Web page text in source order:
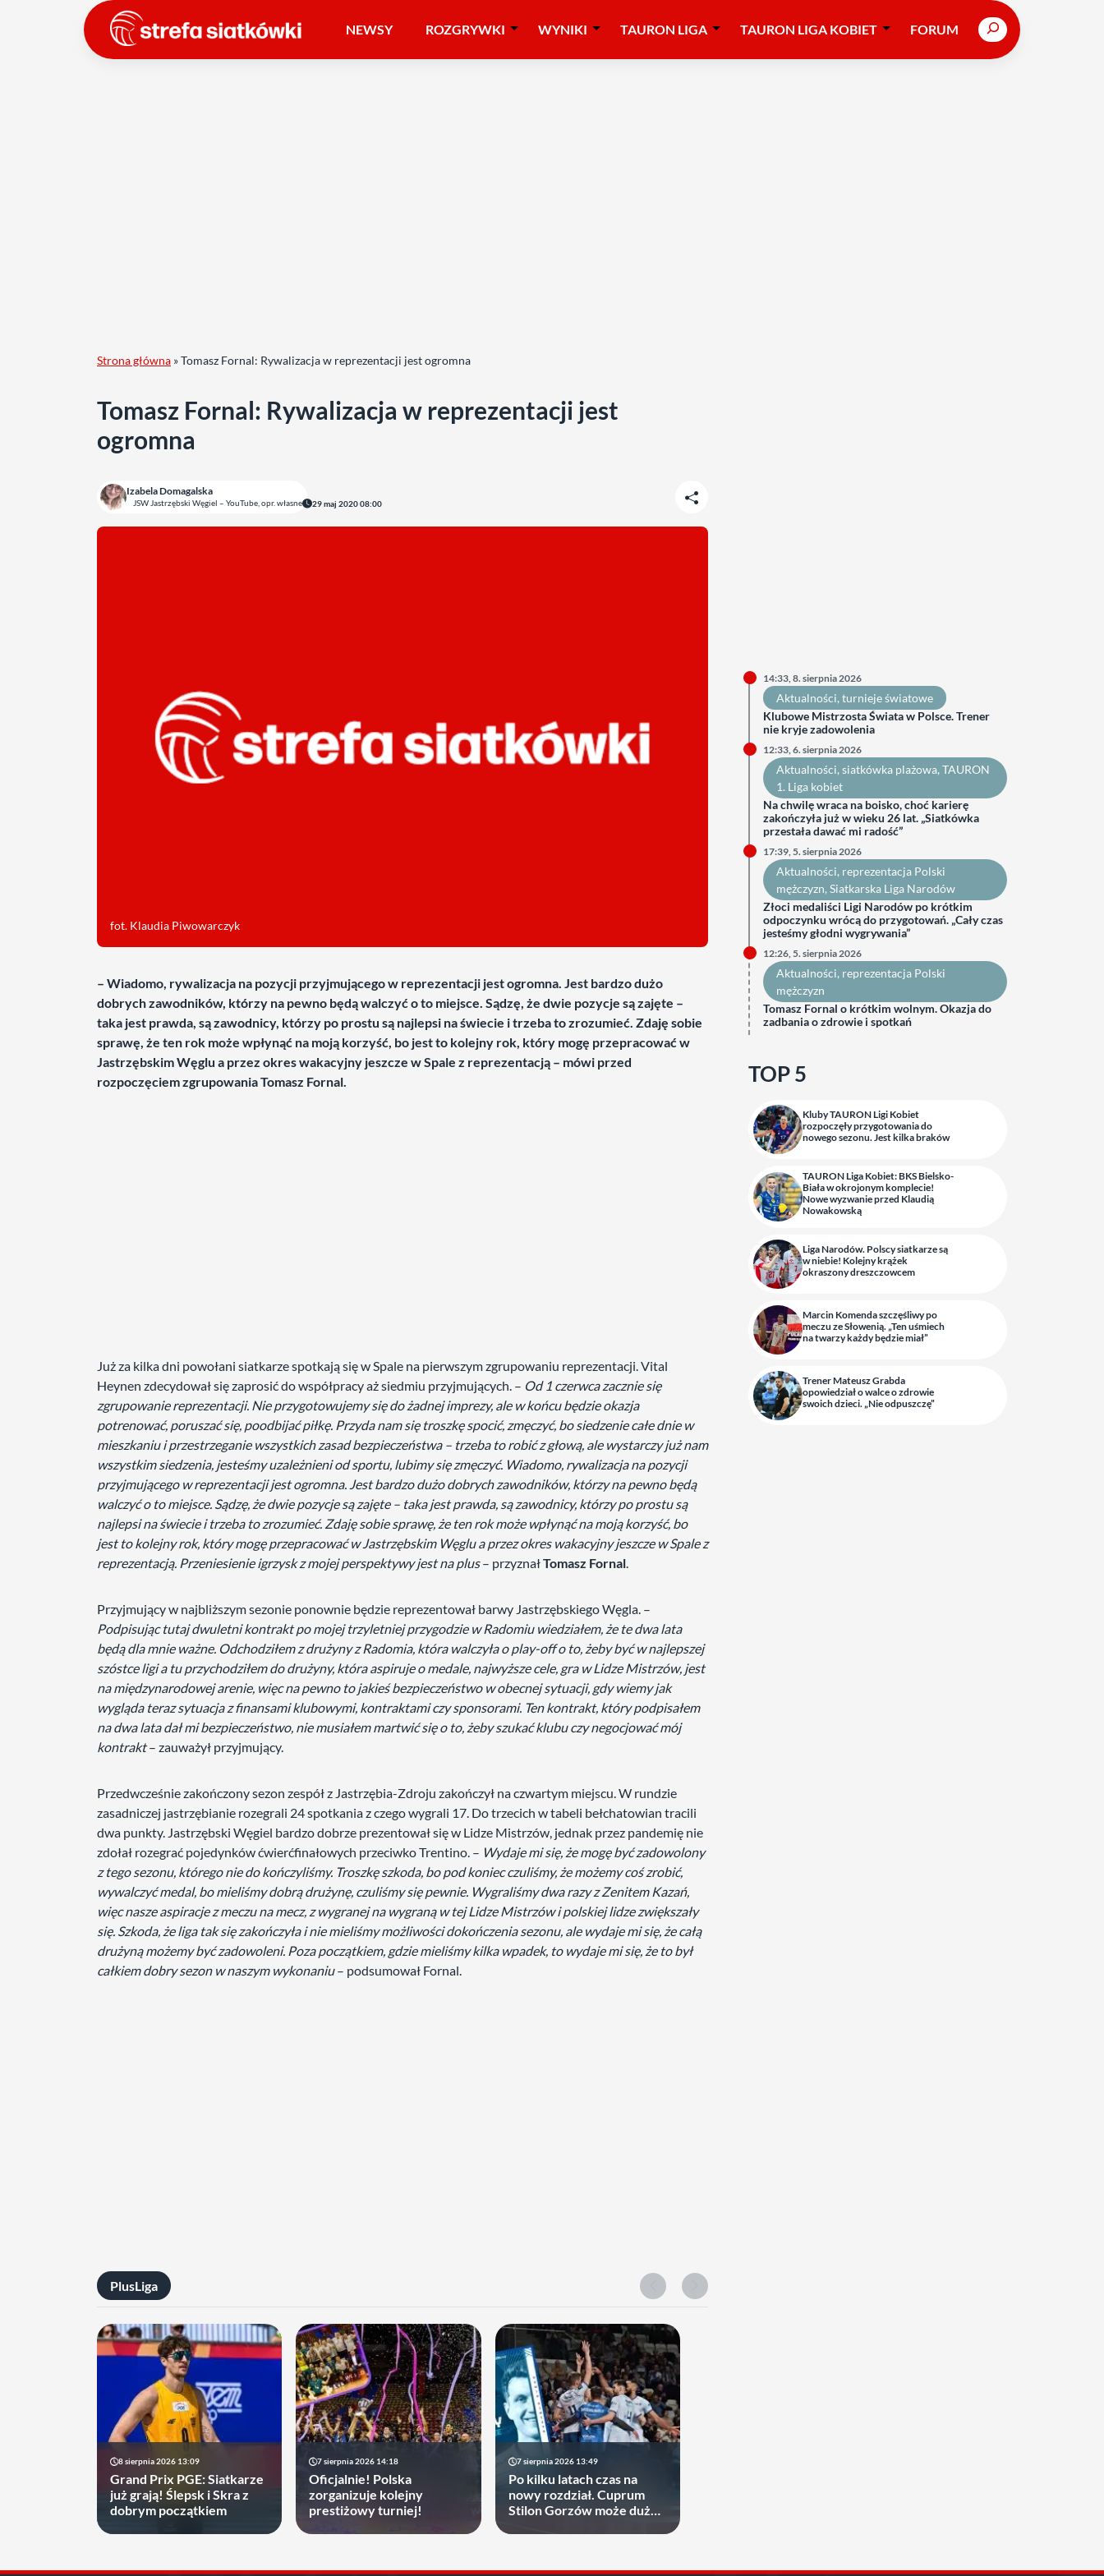
NEWSY ROZGRYWKI WYNIKI TAURON LIGA TAURON LIGA KOBIET FORUM Search
Strona główna »Tomasz Fornal: Rywalizacja w reprezentacji jest ogromna
Tomasz Fornal: Rywalizacja w reprezentacji jest
ogromna
Izabela Domagalska
JSW Jastrzębski Węgiel – YouTube, opr. własne 29 maj 2020 08:00
fot. Klaudia Piwowarczyk
– Wiadomo, rywalizacja na pozycji przyjmującego w reprezentacji jest ogromna. Jest bardzo dużo
dobrych zawodników, którzy na pewno będą walczyć o to miejsce. Sądzę, że dwie pozycje są zajęte –
taka jest prawda, są zawodnicy, którzy po prostu są najlepsi na świecie i trzeba to zrozumieć. Zdaję sobie
sprawę, że ten rok może wpłynąć na moją korzyść, bo jest to kolejny rok, który mogę przepracować w
Jastrzębskim Węglu a przez okres wakacyjny jeszcze w Spale z reprezentacją – mówi przed
rozpoczęciem zgrupowania Tomasz Fornal.
Już za kilka dni powołani siatkarze spotkają się w Spale na pierwszym zgrupowaniu reprezentacji. Vital
Heynen zdecydował się zaprosić do współpracy aż siedmiu przyjmujących. – Od 1 czerwca zacznie się
zgrupowanie reprezentacji. Nie przygotowujemy się do żadnej imprezy, ale w końcu będzie okazja
potrenować, poruszać się, poodbijać piłkę. Przyda nam się troszkę spocić, zmęczyć, bo siedzenie całe dnie w
mieszkaniu i przestrzeganie wszystkich zasad bezpieczeństwa – trzeba to robić z głową, ale wystarczy już nam
wszystkim siedzenia, jesteśmy uzależnieni od sportu, lubimy się zmęczyć. Wiadomo, rywalizacja na pozycji
przyjmującego w reprezentacji jest ogromna. Jest bardzo dużo dobrych zawodników, którzy na pewno będą
walczyć o to miejsce. Sądzę, że dwie pozycje są zajęte – taka jest prawda, są zawodnicy, którzy po prostu są
najlepsi na świecie i trzeba to zrozumieć. Zdaję sobie sprawę, że ten rok może wpłynąć na moją korzyść, bo
jest to kolejny rok, który mogę przepracować w Jastrzębskim Węglu a przez okres wakacyjny jeszcze w Spale z
reprezentacją. Przeniesienie igrzysk z mojej perspektywy jest na plus– przyznałTomasz Fornal.
Przyjmujący w najbliższym sezonie ponownie będzie reprezentował barwy Jastrzębskiego Węgla. –
Podpisując tutaj dwuletni kontrakt po mojej trzyletniej przygodzie w Radomiu wiedziałem, że te dwa lata
będą dla mnie ważne. Odchodziłem z drużyny z Radomia, która walczyła o play-off o to, żeby być w najlepszej
szóstce ligi a tu przychodziłem do drużyny, która aspiruje o medale, najwyższe cele, gra w Lidze Mistrzów, jest
na międzynarodowej arenie, więc na pewno to jakieś bezpieczeństwo w obecnej sytuacji, gdy wiemy jak
wygląda teraz sytuacja z finansami klubowymi, kontraktami czy sponsorami. Ten kontrakt, który podpisałem
na dwa lata dał mi bezpieczeństwo, nie musiałem martwić się o to, żeby szukać klubu czy negocjować mój
kontrakt– zauważył przyjmujący.
Przedwcześnie zakończony sezon zespół z Jastrzębia-Zdroju zakończył na czwartym miejscu. W rundzie
zasadniczej jastrzębianie rozegrali 24 spotkania z czego wygrali 17. Do trzecich w tabeli bełchatowian tracili
dwa punkty. Jastrzębski Węgiel bardzo dobrze prezentował się w Lidze Mistrzów, jednak przez pandemię nie
zdołał rozegrać pojedynków ćwierćfinałowych przeciwko Trentino. – Wydaje mi się, że mogę być zadowolony
z tego sezonu, którego nie do kończyliśmy. Troszkę szkoda, bo pod koniec czuliśmy, że możemy coś zrobić,
wywalczyć medal, bo mieliśmy dobrą drużynę, czuliśmy się pewnie. Wygraliśmy dwa razy z Zenitem Kazań,
więc nasze aspiracje z meczu na mecz, z wygranej na wygraną w tej Lidze Mistrzów i polskiej lidze zwiększały
się. Szkoda, że liga tak się zakończyła i nie mieliśmy możliwości dokończenia sezonu, ale wydaje mi się, że całą
drużyną możemy być zadowoleni. Poza początkiem, gdzie mieliśmy kilka wpadek, to wydaje mi się, że to był
całkiem dobry sezon w naszym wykonaniu– podsumował Fornal.
PlusLiga
8 sierpnia 2026 13:09
Grand Prix PGE: Siatkarze
już grają! Ślepsk i Skra z
dobrym początkiem
7 sierpnia 2026 14:18
Oficjalnie! Polska
zorganizuje kolejny
prestiżowy turniej!
7 sierpnia 2026 13:49
Po kilku latach czas na
nowy rozdział. Cuprum
Stilon Gorzów może dużo
14:33, 8. sierpnia 2026
Aktualności, turnieje światowe
Klubowe Mistrzosta Świata w Polsce. Trener
nie kryje zadowolenia
12:33, 6. sierpnia 2026
Aktualności, siatkówka plażowa, TAURON
1. Liga kobiet
Na chwilę wraca na boisko, choć karierę
zakończyła już w wieku 26 lat. „Siatkówka
przestała dawać mi radość”
17:39, 5. sierpnia 2026
Aktualności, reprezentacja Polski
mężczyzn, Siatkarska Liga Narodów
Złoci medaliści Ligi Narodów po krótkim
odpoczynku wrócą do przygotowań. „Cały czas
jesteśmy głodni wygrywania”
12:26, 5. sierpnia 2026
Aktualności, reprezentacja Polski
mężczyzn
Tomasz Fornal o krótkim wolnym. Okazja do
zadbania o zdrowie i spotkań
TOP 5
Kluby TAURON Ligi Kobiet
rozpoczęły przygotowania do
nowego sezonu. Jest kilka braków
TAURON Liga Kobiet: BKS Bielsko-
Biała w okrojonym komplecie!
Nowe wyzwanie przed Klaudią
Nowakowską
Liga Narodów. Polscy siatkarze są
w niebie! Kolejny krążek
okraszony dreszczowcem
Marcin Komenda szczęśliwy po
meczu ze Słowenią. „Ten uśmiech
na twarzy każdy będzie miał”
Trener Mateusz Grabda
opowiedział o walce o zdrowie
swoich dzieci. „Nie odpuszczę”